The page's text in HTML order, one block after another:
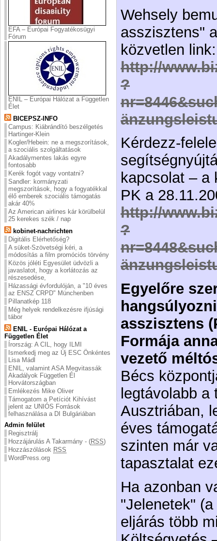
EFA – Európai Fogyatékosügyi
Fórum
ENIL – Európai Hálózat a Független
Élet
BICEPSZ-INFO
Campus: Kiábrándító beszélgetés
Hartinger-Klein
Kogler/Hebein: ne a megszorítások,
a szociális szolgáltatások
Akadálymentes lakás egyre
fontosabb
Kerék fogót vagy vontatni?
Sandler: kormányzati
megszorítások, hogy a fogyatékkal
élő emberek szociális támogatás
akár 40%
Az American airlines kár körülbelül
25 kerekes szék / nap
kobinet-nachrichten
Digitális Elérhetőség?
A süket-Szövetségi kéri, a
módosítás a film promóciós törvény
Közös jóléti Egyesület üdvözli a
javaslatot, hogy a korlátozás az
részesedése,
Házassági évfordulóján, a "10 éves
az ENSZ CRPD" Münchenben
Pillanatkép 118
Még helyek rendelkezésre ifjúsági
tábor
ENIL - Európai Hálózat a
Független Élet
Írország: A CIL, hogy ILMI
Ismerkedj meg az Új ESC Önkéntes
Lisa Mádl
ENIL, valamint ASA Megvitassák
Akadályok Független Él
Horvátországban
Emlékezés Mike Oliver
Támogatom a Petíciót Kihívást
jelent az UNIÓS Források
felhasználása a DI Bulgáriában
Admin felület
Regisztrálj
Hozzájárulás A Takarmány - (RSS)
Hozzászólások RSS
WordPress.org
Wehsely
asszisztens"
közvetlen link:
http://
?
Kérdezz-
kapcsolat – a
PK a
http://
?
Egyelőre
asszisztens
Formája
vezető
Bécs
legtávolabb
Ausztriában,
éves
szinten már
tapasztalat
Ha azonban
"Jelenetek"
eljárás több